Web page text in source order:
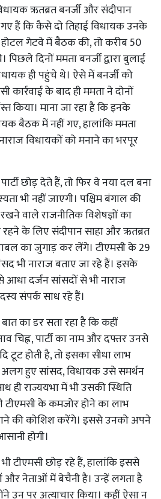
ऋतब्रत बनर्जी और संदीपान
हैं कि कैसे दो तिहाई विधायक उनके
गेटवे में बैठक की, तो करीब 50
दिनों ममता बनर्जी द्वारा बुलाई
ही पहुंचे थे। ऐसे में बनर्जी को
कार्रवाई के बाद ही ममता ने दोनों
किया। माना जा रहा है कि इनके
बैठक में नहीं गए, हालांकि ममता
विधायकों को मनाने का भरपूर
छोड़ देते हैं, तो फिर वे नया दल बना
भी नहीं जाएगी। पश्चिम बंगाल की
वाले राजनीतिक विशेषज्ञों का
रहने के लिए संदीपान साहा और ऋतब्रत
का जुगाड़ कर लेंगे। टीएमसी के 29
भी नाराज बताए जा रहे हैं। इसके
आधा दर्जन सांसदों से भी नाराज
संपर्क साध रहे हैं।
का डर सता रहा है कि कहीं
चिह्न, पार्टी का नाम और दफ्तर उनसे
टूट होती है, तो इसका सीधा लाभ
अलग हुए सांसद, विधायक उसे समर्थन
राज्ययभा में भी उसकी स्थिति
टीएमसी के कमजोर होने का लाभ
की कोशिश करेंगे। इससे उनको अपने
होगी।
टीएमसी छोड़ रहे हैं, हालांकि इससे
और नेताओं में बेचैनी है। उन्हें लगता है
उन पर अत्याचार किया। कहीं ऐसा न